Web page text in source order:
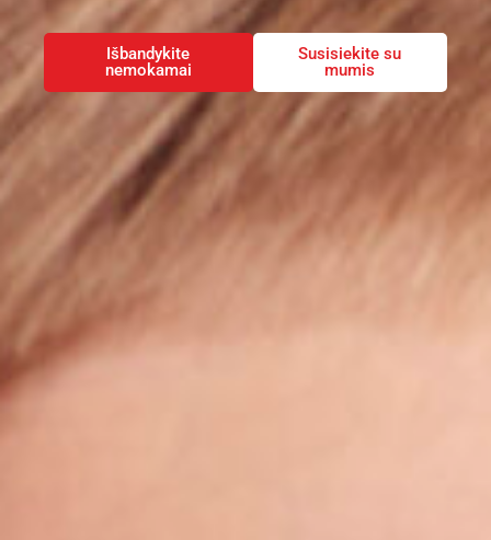
Išbandykite
nemokamai
Susisiekite su
mumis